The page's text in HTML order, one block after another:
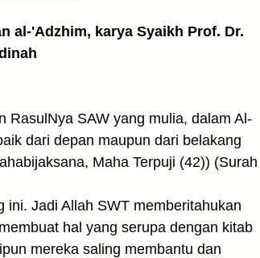
al-'Adzhim, karya Syaikh Prof. Dr.
RasulNya SAW yang mulia, dalam Al-
dari depan maupun dari belakang
Maha Terpuji (42)) (Surah
ini. Jadi Allah SWT memberitahukan
hal yang serupa dengan kitab
mereka saling membantu dan